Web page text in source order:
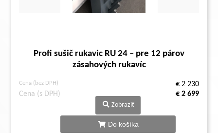
Profi sušič rukavic RU 24 – pre 12 párov
zásahových rukavíc
Cena (bez DPH)
€ 2 230
Cena (s DPH)
€ 2 699
Zobraziť
Do košíka